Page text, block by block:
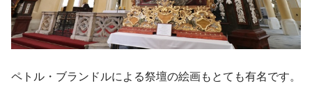
ペトル・ブランドルによる祭壇の絵画もとても有名です。